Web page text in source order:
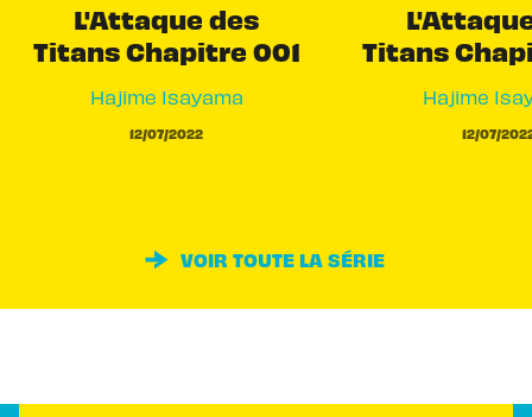
L'Attaque des
Titans Chapitre 001
Hajime Isayama
12/07/2022
Titans
Hajime
12/07/
VOIR TOUTE LA SÉRIE